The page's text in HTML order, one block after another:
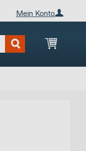
Mein Konto
Mein